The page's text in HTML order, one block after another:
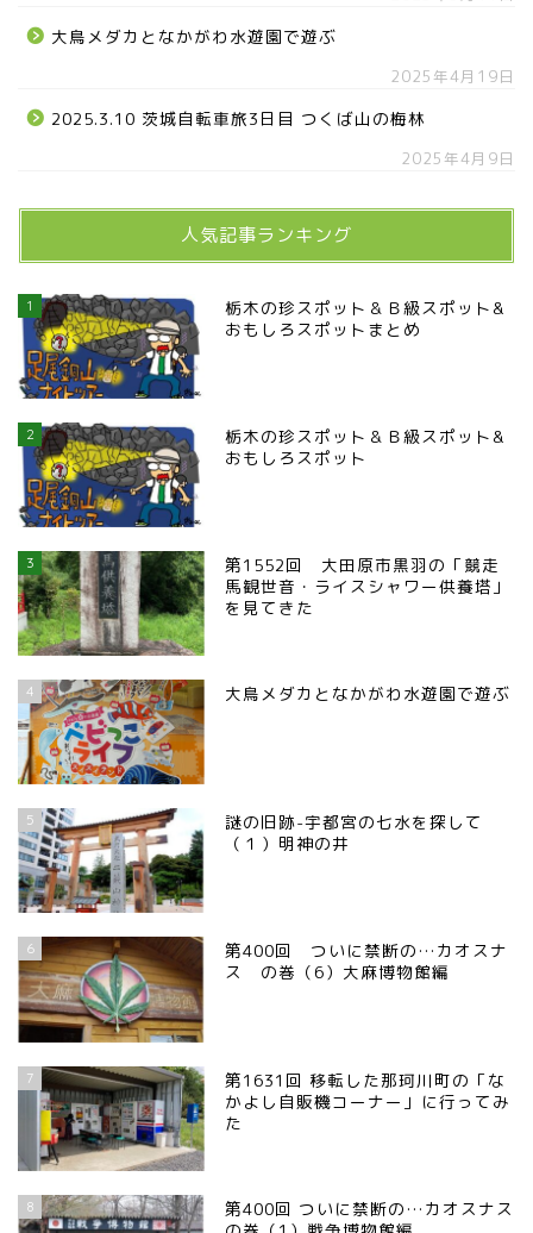
大鳥メダカとなかがわ水遊園で遊ぶ
2025年4月19日
2025.3.10 茨城自転車旅3日目 つくば山の梅林
2025年4月9日
人気記事ランキング
1
栃木の珍スポット＆Ｂ級スポット&
おもしろスポットまとめ
2
栃木の珍スポット＆Ｂ級スポット&
おもしろスポット
3
第1552回 大田原市黒羽の「競走
馬観世音・ライスシャワー供養塔」
を見てきた
4 大鳥メダカとなかがわ水遊園で遊ぶ
5
謎の旧跡-宇都宮の七水を探して
（１）明神の井
6
第400回 ついに禁断の…カオスナ
ス の巻（6）大麻博物館編
7
第1631回 移転した那珂川町の「な
かよし自販機コーナー」に行ってみ
た
8
第400回 ついに禁断の…カオスナス